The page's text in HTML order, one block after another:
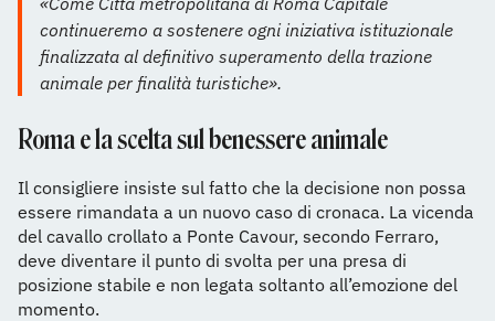
continueremo a sostenere ogni iniziativa istituzionale
finalizzata al definitivo superamento della trazione
animale per finalità turistiche».
Roma e la scelta sul benessere animale
Il consigliere insiste sul fatto che la decisione non possa
essere rimandata a un nuovo caso di cronaca. La vicenda
del cavallo crollato a Ponte Cavour, secondo Ferraro,
deve diventare il punto di svolta per una presa di
posizione stabile e non legata soltanto all’emozione del
momento.